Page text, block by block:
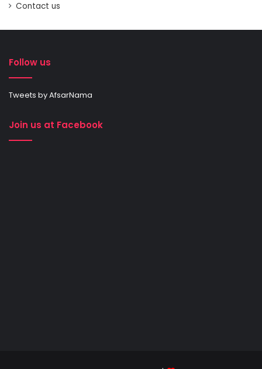
Contact us
Follow us
Tweets by AfsarNama
Join us at Facebook